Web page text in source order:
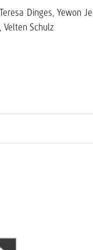
Dinges, Yewon
Velten Schulz